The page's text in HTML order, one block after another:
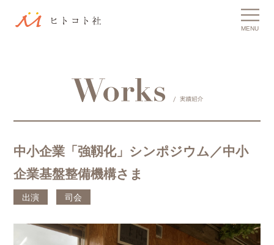
MENU
中小企業「強靱化」シンポジウム／中小
企業基盤整備機構さま
出演 司会